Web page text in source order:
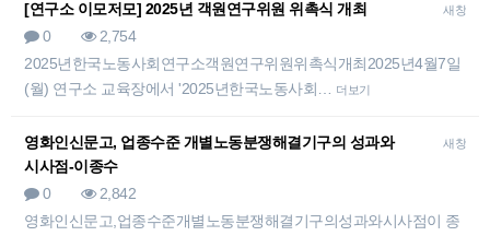
새창
[연구소 이모저모] 2025년 객원연구위원 위촉식 개최
0
2,754
2025년한국노동사회연구소객원연구위원위촉식개최2025년4월7일
(월) 연구소 교육장에서 '2025년한국노동사회…
더보기
새창
영화인신문고, 업종수준 개별노동분쟁해결기구의 성과와
시사점-이종수
0
2,842
영화인신문고,업종수준개별노동분쟁해결기구의성과와시사점이 종